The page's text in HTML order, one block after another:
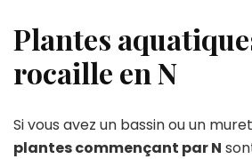
Plantes
rocaille en N
Si vous avez un bassin ou un
plantes commençant par N